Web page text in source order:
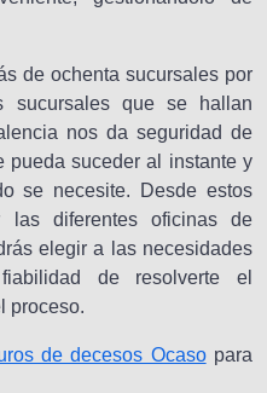
de ochenta sucursales por
sucursales que se hallan
nos da seguridad de
pueda suceder al instante y
se necesite. Desde estos
las diferentes oficinas de
elegir a las necesidades
de resolverte el
proceso.
de decesos Ocasopara